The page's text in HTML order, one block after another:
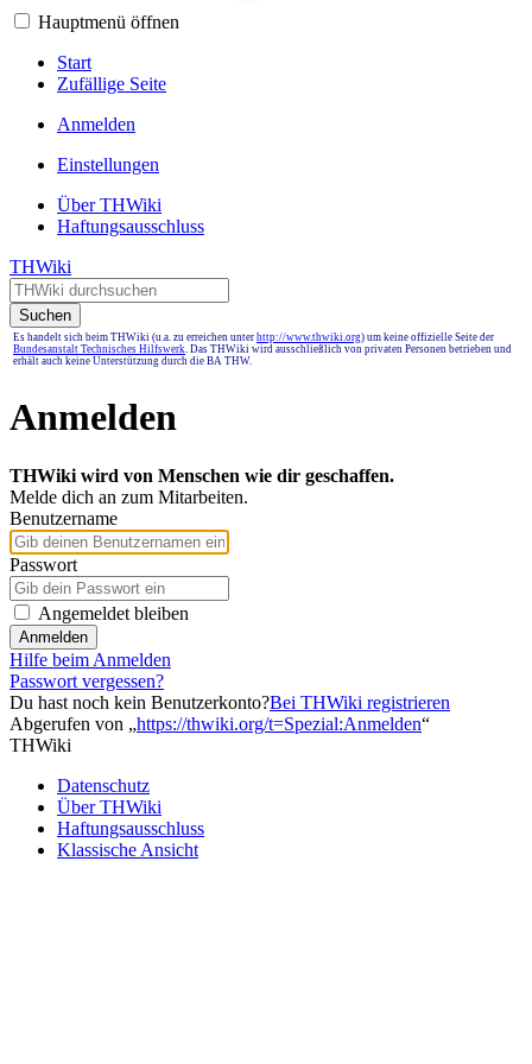
Hauptmenü öffnen
Start
Zufällige Seite
Anmelden
Einstellungen
Über THWiki
Haftungsausschluss
THWiki
Suchen
Es handelt sich beim THWiki (u.a. zu erreichen unter http://www.thwiki.org) um keine offizielle Seite der
Bundesanstalt Technisches Hilfswerk. Das THWiki wird ausschließlich von privaten Personen betrieben und
erhält auch keine Unterstützung durch die BA THW.
Anmelden
THWiki wird von Menschen wie dir geschaffen.
Melde dich an zum Mitarbeiten.
Benutzername
Passwort
Angemeldet bleiben
Anmelden
Hilfe beim Anmelden
Passwort vergessen?
Du hast noch kein Benutzerkonto?Bei THWiki registrieren
Abgerufen von „https://thwiki.org/t=Spezial:Anmelden“
THWiki
Datenschutz
Über THWiki
Haftungsausschluss
Klassische Ansicht